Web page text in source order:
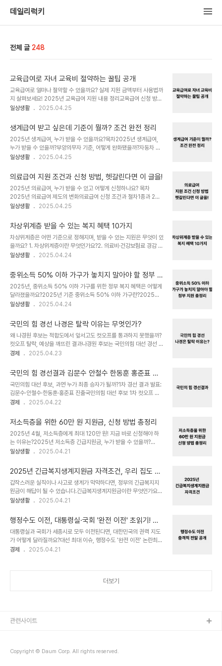
데일리럭키
전체 글 248
교육급여로 자녀 교육비 절약하는 꿀팁 공개
교육급여로 얼마나 절약할 수 있을까요? 실제 지원 금액부터 사용법까
지 살펴보세요! 2025년 교육급여 지원 내용 정리교육급여 신청 방법
총정리지원금 사용처와 절약 전략미사용 방지를 위한 관리 팁교육급
기억해야 할 교육급여 체크포인트2025년 교육급여 지원 내용 정리
지원 대상과 금액을 정확히 알고 활용하세요2025년 교육급여는 기
준 중위소득 50% 이하 가구의 초·중·고 학생을 대상으로 연간 일정
금액을 지원합니다. 초등학생은 48만 7,000원, 중학생은 67만
9,000원, 고등학생은 76만 8,000원이 지급됩니다. 지급 방식은
인 강의, 학원비, 방과후 활동 등 ..
일상생활 2025.04.25
생계급여 받고 싶은데 기준이 뭘까? 조건 완전 정리
2025년 생계급여, 누가 받을 수 있을까요?목차2025년 생계급여,
누가 받을 수 있을까?부양의무자 기준, 어떻게 완화됐을까?자동차 기
준은 어떻게 될까?노령자 혜택은 어떻게 달라졌을까?실제 지급액은
은 사람이 받을 수 있다!2025년 생계급여, 누가 받을 수 있을까?기준
중위소득 32% 이하 가구가 대상입니다2025년 생계급여는 기준 중
위소득의 32% 이하인 가구를 대상으로 합니다. 예를 들어, 1인 가구
는 월 76만 5,444원, 4인 가구는 195만 1,287원 이하의 소득을
가진 경우 신청할 수 있습니다. 이는 저소득층의 기본적인 생활을 지원
32%76만 5,444..
일상생활 2025.04.25
의료급여 지원 조건과 신청 방법, 헷갈린다면 이 글을!
2025년 의료급여, 누가 받을 수 있고 어떻게 신청하나요? 목차
2025년 의료급여 제도의 변화의료급여 신청 조건과 절차1종과 2종,
혜택은 어떻게 다를까?건강생활유지비 지원 확대의료급여 신청 시 주
의료급여 제도의 변화저소득층을 위한 중요한 보장제도2025년 의료
급여는 경제적 어려움을 겪는 저소득 국민을 위한 중요한 사회보장제
도입니다. 이 제도는 진료비 부담을 낮추고 필요한 치료를 받을 수 있
도록 돕는 목적을 가지고 있습니다. 특히 이번 개정에서는 65세 이상
노인의 틀니 지원 확대가 주목받고 있습니다. 의료급여는 1종과 2종으
통해 의료급여 제도의 구조, 신청 자격, ..
일상생활 2025.04.25
차상위계층 받을 수 있는 복지 혜택 10가지
차상위계층은 어떤 기준으로 정해지며, 받을 수 있는 지원은 무엇이 있
을까요? 1. 차상위계층이란 무엇인가요?2. 의료비·건강보험료 경감 혜
택3. 주거·에너지·통신비 감면 혜택4. 교육비·문화생활 지원5. 장애인
무엇인가요?차상위계층은 정부 복지 대상 중 소득이 중위소득의
50% 이하인 가구를 말합니다. 이는 기초생활보장제도의 수급자보다
는 조금 더 높은 수준이지만 여전히 생활에 어려움을 겪는 계층입니다.
이들에게는 생활안정과 자립을 돕기 위해 다양한 복지 혜택이 제공됩
니다. 의료, 주거, 교육, 문화 등 실생활 전반에 걸쳐 여러 지원을 받을
담을 줄이는 제도가 마련되어 있습니다. ..
일상생활 2025.04.24
중위소득 50% 이하 가구가 놓치지 말아야 할 정부 지
원 총정리
2025년, 중위소득 50% 이하 가구를 위한 정부 복지 혜택은 어떻게
달라졌을까요?2025년 기준 중위소득 50% 이하 가구란?2025년
기준 중위소득은 4인 가구 기준으로 월 6,097,773원입니다. 이에
가구의 월 소득이 이 금액 이하인 경우, 중위소득 50% 이하 가구에
해당합니다. 이러한 가구는 다양한 정부 복지 혜택의 대상이 될 수 있
습니다. 가구원 수중위소득 50% 기준비고1인1,196,007원개인 기
준2인1,966,329원부부 또는 부모-자녀3인2,512,677원부모와
자녀 1명중위소득 50% 이하 가구를 위한 주요 복지 혜택중위소득
인 지원으로..
일상생활 2025.04.24
국민의 힘 경선 나경은 탈락 이유는 무엇인가?
왜 나경원 후보는 적합도에서 앞서고도 컷오프를 통과하지 못했을까?
컷오프 탈락, 예상을 깨뜨린 결과나경원 후보는 국민의힘 대선 경선 1
차 컷오프에서 탈락하며 정치권 안팎의 이목을 집중시켰습니다. 기존
상 밖이었습니다. 이번 경선은 100% 국민 여론조사 방식으로 진행되
었고, 특히 무당층의 의견이 큰 영향을 미쳤습니다. 그 결과, 탄핵 찬성
성향의 무당층에서 지지를 받은 안철수 후보에게 밀리며 컷오프를 통
과하지 못한 것입니다. 표의 분산, 반탄 세력의 결집 실패나 후보는 반
탄 입장을 가진 유권자들의 표를 기대했지만, 이 표심은 김문수·홍준표
주요한 지지 기반을 확보하지 못한 채 ..
경제 2025.04.23
국민의 힘 경선결과 김문수 안철수 한동훈 홍준표 진
출
국민의힘 대선 후보, 과연 누가 최종 승자가 될까?1차 경선 결과 발표:
김문수·안철수·한동훈·홍준표 진출국민의힘 대선 후보 1차 컷오프 결
과, 김문수, 안철수, 한동훈, 홍준표 후보가 2차 경선에 진출했다. 이번
4,000명이다. 순위와 득표율은 공개되지 않았고, 탈락한 후보는 나
경원, 양향자, 유정복, 이철우 등이다. 본선 진출을 위한 치열한 경쟁이
본격적으로 시작됐다.진출 후보주요 이력특징김문수전 경기도지사,
전 장관보수의 상징적 인물안철수국회의원, 전 대선 후보중도층 지지
확보한동훈전 법무부 장관개혁 이미지 강조홍준표전 대구시장, 전 대
일부터 28일까지 진행되며, 당..
경제 2025.04.22
저소득층을 위한 60만 원 지원금, 신청 방법 총정리
2025년 4월, 저소득층에게 최대 120만 원! 지금 바로 신청해야 하
는 이유는?2025년 저소득층 긴급지원금, 누가 받을 수 있을까?
2025년 4월, 정부는 저소득층 가구를 위한 긴급생활지원금을 시행
중위소득 50% 이하 가구가 대상입니다. 1인 가구부터 4인 이상 가구
까지, 구성원 수에 따라 차등 지급되어 생활 안정에 실질적인 도움이
됩니다. 특히, 이번 지원금은 빠른 지급과 간편한 신청 절차로 많은 관
심을 받고 있습니다. 정확한 대상 확인과 지급 금액을 미리 알아두면
빠르게 준비할 수 있습니다.가구원 수지급 금액중위소득 기준1인 가구
만 원50% 이하신청 기간과 방법..
일상생활 2025.04.21
2025년 긴급복지생계지원금 자격조건, 우리 집도 대
상일까?
갑작스러운 실직이나 사고로 생계가 막막하다면, 정부의 긴급복지지
원금이 해답이 될 수 있습니다.긴급복지생계지원금이란 무엇인가요?
2025년 긴급복지생계지원금은 예상치 못한 위기 상황으로 인해 생
질병이나 사고, 가족의 사망 등 다양한 사유로 위기를 겪는 가구에 정
부가 일정 금액의 생계비를 지원합니다. 기본 지원 기간은 1개월에서
최대 3개월이며, 상황에 따라 연장도 가능합니다.어떤 상황일 때 지원
대상이 될 수 있을까요?긴급복지생계지원금은 갑작스러운 위기 상황
이 발생했을 때 신청할 수 있습니다. 예를 들어, 실직이나 휴·폐업, 중
일상생활 2025.04.21
행정수도 이전, 대통령실·국회 '완전 이전' 초읽기! 충
격적 전말 공개
대통령실과 국회가 세종시로 모두 이전된다면, 대한민국의 권력 지도
가 어떻게 달라질까요?대선 최대 이슈, 행정수도 '완전 이전' 논란최근
더불어민주당 대선 경선에서 이재명 후보가 던진 한마디가 큰 반향을
큰 난제를 안고 있는 사안이기에 이 후보의 발언은 더욱 주목을 받고
까지 모두 이전 검토정치 기능의 재편국민 반응찬반 ..
경제 2025.04.21
더보기
Copyright © Daum Corp. All rights reserved.
관련사이트